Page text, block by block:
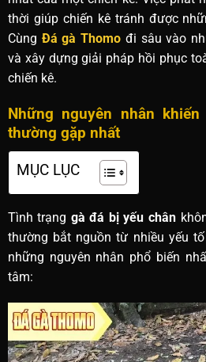
thời giúp chiến kê tránh được
Cùng Đá gà Thomo đi sâu vào
và xây dựng giải pháp hồi phục
chiến kê.
Những nguyên nhân
thường gặp nhất
MỤC LỤC
Tình trạng gà đá bị yếu chân
thường bắt nguồn từ nhiều yếu
những nguyên nhân phổ biến
tâm: